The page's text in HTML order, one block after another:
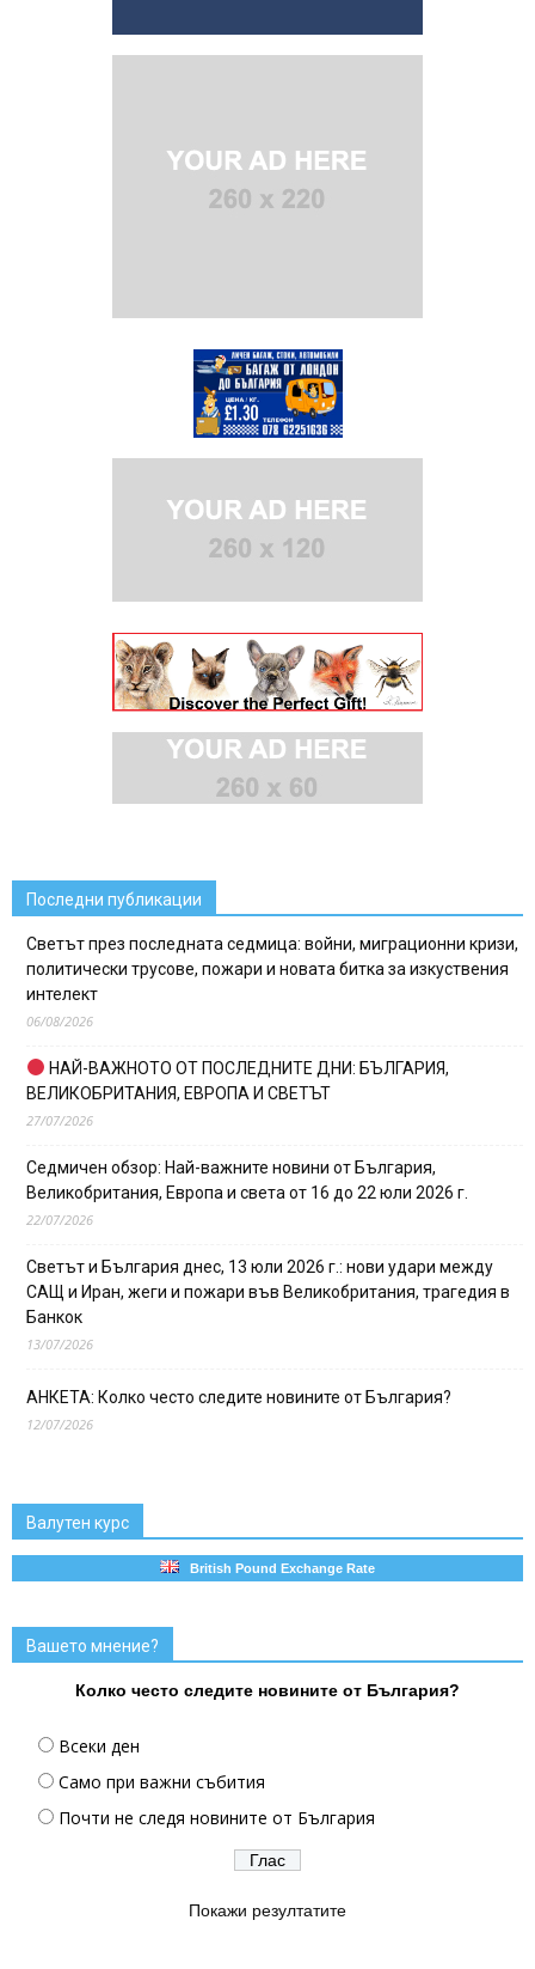
Последни публикации
Светът през последната седмица: войни, миграционни кризи,
политически трусове, пожари и новата битка за изкуствения
интелект
06/08/2026
НАЙ-ВАЖНОТО ОТ ПОСЛЕДНИТЕ ДНИ: БЪЛГАРИЯ,
ВЕЛИКОБРИТАНИЯ, ЕВРОПА И СВЕТЪТ
27/07/2026
Седмичен обзор: Най-важните новини от България,
Великобритания, Европа и света от 16 до 22 юли 2026 г.
22/07/2026
Светът и България днес, 13 юли 2026 г.: нови удари между
САЩ и Иран, жеги и пожари във Великобритания, трагедия в
Банкок
13/07/2026
АНКЕТА: Колко често следите новините от България?
12/07/2026
Валутен курс
British Pound Exchange Rate
Вашето мнение?
Колко често следите новините от България?
Всеки ден
Само при важни събития
Почти не следя новините от България
Покажи резултатите